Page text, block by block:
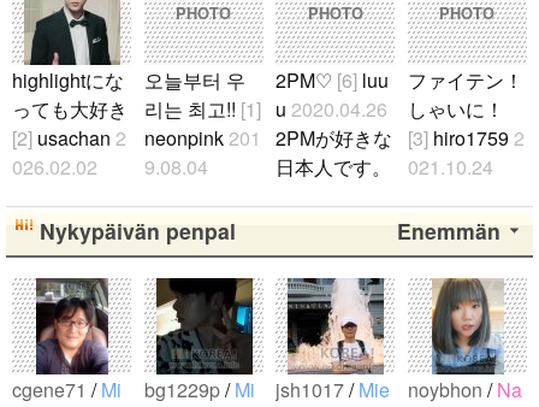
highlightにな
っても大好き
[2] usachan2
026.02.02
たのが、遅か
ったからいろ
んな情報が欲
しいです。 hi
ghlightになっ
ても好きな気
持ちは変わり
PHOTO
오늘부터 우
리는 최고!! [1]
neonpink201
9.08.04
린 정은비 최
유나 황은비
김예원 여!!
자!!친!!구!!..
PHOTO
2PM♡ [6] luu
u2020.04.26
2PMが好きな
日本人です。
ください。..
PHOTO
ファイテン！
しゃいに！
[3]hiro17592
021.10.24
します！..
Enemmän
Nykypäivän penpal
cgene71 /Mi
bg1229p/Mi
jsh1017/Mie
noybhon /Na